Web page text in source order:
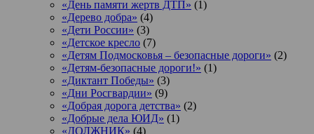
«День памяти жертв ДТП» (1)
«Дерево добра» (4)
«Дети России» (3)
«Детское кресло (7)
«Детям Подмосковья – безопасные дороги» (2)
«Детям-безопасные дороги!» (1)
«Диктант Победы» (3)
«Дни Росгвардии» (9)
«Добрая дорога детства» (2)
«Добрые дела ЮИД» (1)
«ДОЛЖНИК» (4)